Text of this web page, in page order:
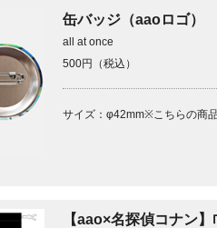
缶バッジ（aaoロゴ）
all at once
500円（税込）
サイズ：φ42mm※こちらの商
【aao×名探偵コナン】